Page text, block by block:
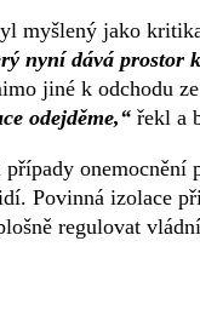
myšlený jako
nyní dává prostor
jiné k odchodu
odejděme,“ řekl a
onemocnění
Povinná izolace
regulovat